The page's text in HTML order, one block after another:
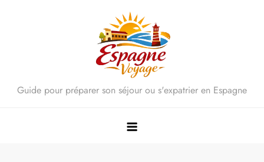
Guide pour préparer son séjour ou s'expatrier en Espagne